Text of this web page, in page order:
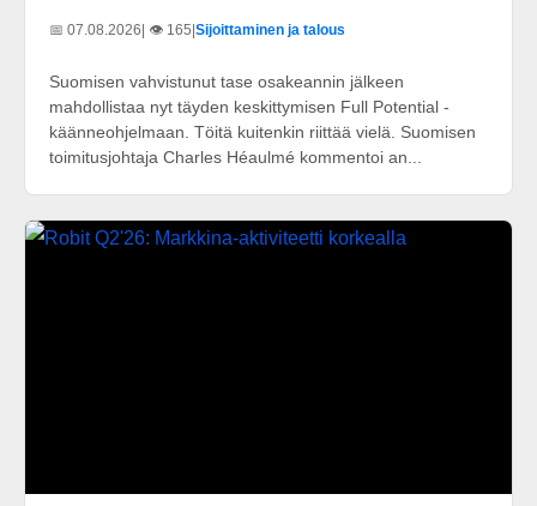
📅 07.08.2026| 👁️ 165|Sijoittaminen ja talous
Suomisen vahvistunut tase osakeannin jälkeen
mahdollistaa nyt täyden keskittymisen Full Potential -
käänneohjelmaan. Töitä kuitenkin riittää vielä. Suomisen
toimitusjohtaja Charles Héaulmé kommentoi an...